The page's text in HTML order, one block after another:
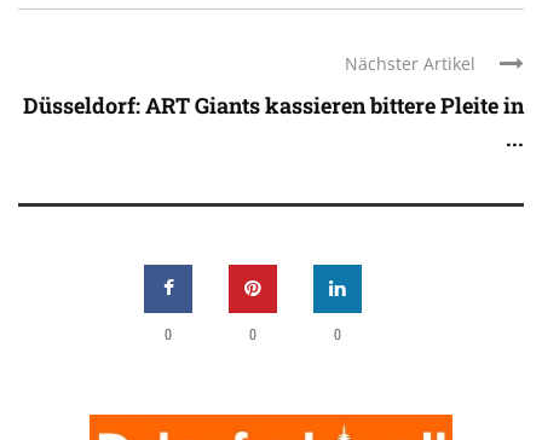
Nächster Artikel
Düsseldorf: ART Giants kassieren bittere Pleite in
...
0 0 0